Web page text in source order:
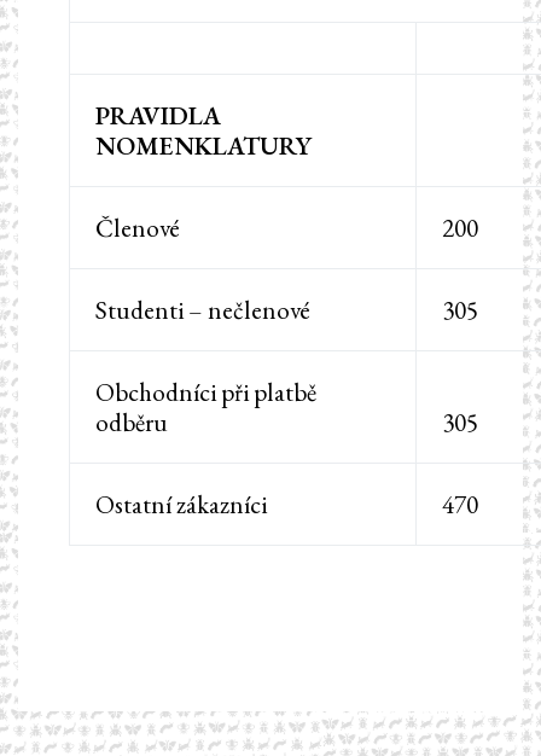
PRAVIDLA
NOMENKLATURY
Členové 200
Studenti – nečlenové 305
Obchodníci při platbě
odběru
305
Ostatní zákazníci 470